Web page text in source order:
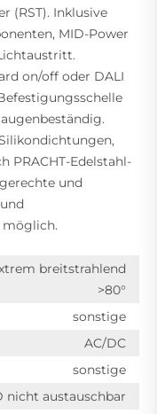
(RST). Inklusive
MID-Power
on/off oder DALI
PRACHT-Edelstahl-
und
breitstrahlend
>80°
sonstige
AC/DC
sonstige
nicht austauschbar